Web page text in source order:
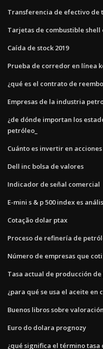
Transferencia de efectivo
Tarjetas de combustible shell
Caída de stock 2019
Prueba de corredor en línea
¿qué es el contrato de
Empresas de la industria
¿de dónde importan los
petróleo_
Cuánto es invertir en
Dell inc bolsa de valores
Indicador de señal comercial
E-mini s & p 500 index es
Cotação dolar ptax
Proceso de refinería de
Número de empresas que
Tasa actual de producción
¿para qué se usa el aceite en
Buenos libros sobre
Euro do dolara prognozy
¿qué significa el término tasa